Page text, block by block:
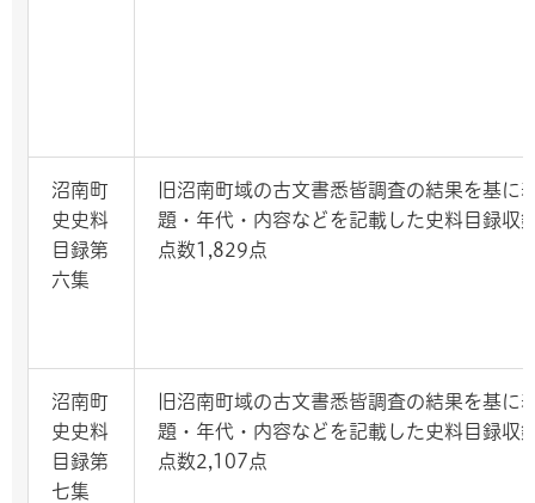
沼南町
史史料
目録第
六集
旧沼南町域の古文書悉皆調査の結果を基に
題・年代・内容などを記載した史料目録収
点数1,829点
沼南町
史史料
目録第
七集
旧沼南町域の古文書悉皆調査の結果を基に
題・年代・内容などを記載した史料目録収
点数2,107点